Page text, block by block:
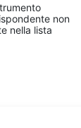
non
nella lista